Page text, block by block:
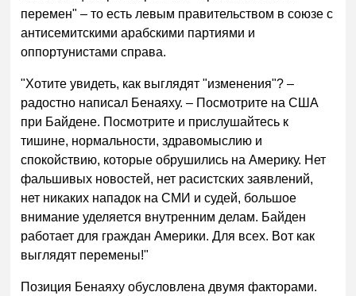
перемен" – то есть левым правительством в союзе с
антисемитскими арабскими партиями и
оппортунистами справа.
"Хотите увидеть, как выглядят "изменения"? –
радостно написал Бенаяху. – Посмотрите на США
при Байдене. Посмотрите и прислушайтесь к
тишине, нормальности, здравомыслию и
спокойствию, которые обрушились на Америку. Нет
фальшивых новостей, нет расистских заявлений,
нет никаких нападок на СМИ и судей, большое
внимание уделяется внутренним делам. Байден
работает для граждан Америки. Для всех. Вот как
выглядят перемены!"
Позиция Бенаяху обусловлена двумя факторами.